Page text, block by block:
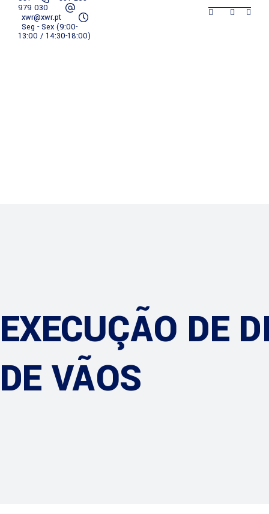
979 030
xwr@xwr.pt
Seg - Sex (9:00-
13:00 / 14:30-18:00)
XWR Empresa
EXECUÇÃO DE
DE VÃOS